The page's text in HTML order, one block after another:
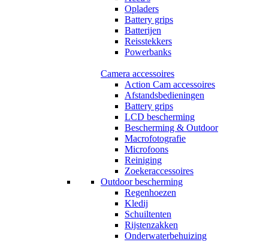
Opladers
Battery grips
Batterijen
Reisstekkers
Powerbanks
Camera accessoires
Action Cam accessoires
Afstandsbedieningen
Battery grips
LCD bescherming
Bescherming & Outdoor
Macrofotografie
Microfoons
Reiniging
Zoekeraccessoires
Outdoor bescherming
Regenhoezen
Kledij
Schuiltenten
Rijstenzakken
Onderwaterbehuizing